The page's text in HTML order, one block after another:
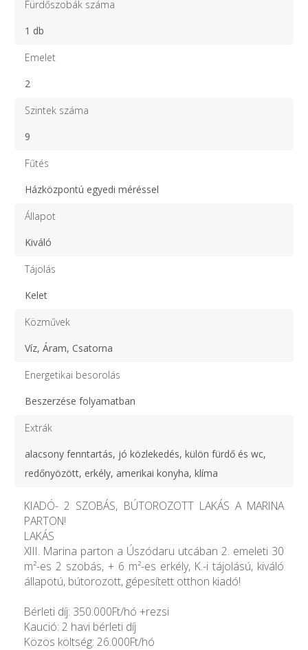
Fürdőszobák száma
1 db
Emelet
2
Szintek száma
9
Fűtés
Házközpontú egyedi méréssel
Állapot
Kiváló
Tájolás
Kelet
Közművek
Víz, Áram, Csatorna
Energetikai besorolás
Beszerzése folyamatban
Extrák
alacsony fenntartás, jó közlekedés, külön fürdő és wc,
redőnyözött, erkély, amerikai konyha, klíma
KIADÓ- 2 SZOBÁS, BÚTOROZOTT LAKÁS A MARINA
PARTON!
LAKÁS
XIII. Marina parton a Úszódaru utcában 2. emeleti 30
m²-es 2 szobás, + 6 m²-es erkély, K.-i tájolású, kiváló
állapotú, bútorozott, gépesített otthon kiadó!
Bérleti díj: 350.000Ft/hó +rezsi
Kaució: 2 havi bérleti díj
Közös költség: 26.000Ft/hó